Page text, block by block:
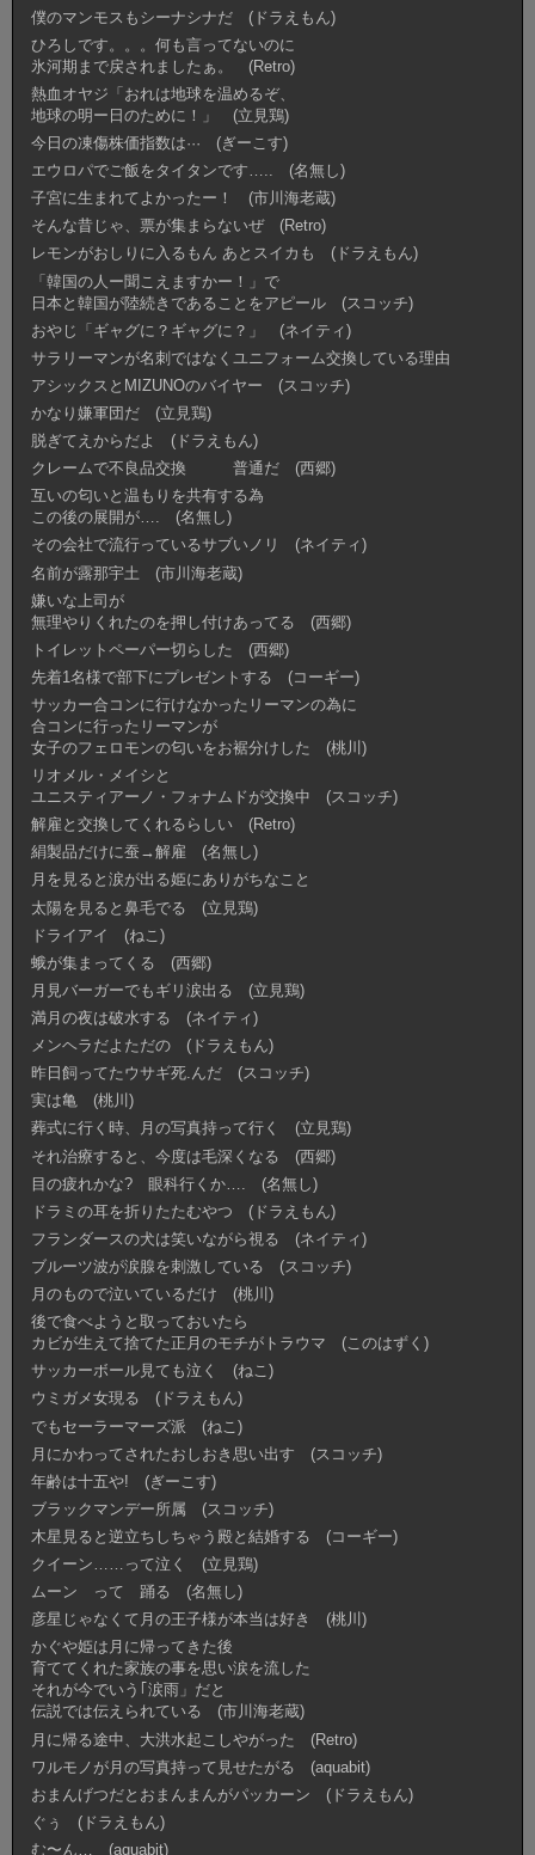
僕のマンモスもシーナシナだ (ドラえもん)
ひろしです。。。何も言ってないのに
氷河期まで戻されましたぁ。 (Retro)
熱血オヤジ「おれは地球を温めるぞ、
地球の明ー日のために！」 (立見鶏)
今日の凍傷株価指数は··· (ぎーこす)
エウロパでご飯をタイタンです….. (名無し)
子宮に生まれてよかったー！ (市川海老蔵)
そんな昔じゃ、票が集まらないぜ (Retro)
レモンがおしりに入るもん あとスイカも (ドラえもん)
「韓国の人ー聞こえますかー！」で
日本と韓国が陸続きであることをアピール (スコッチ)
おやじ「ギャグに？ギャグに？」 (ネイティ)
サラリーマンが名刺ではなくユニフォーム交換している理由
アシックスとMIZUNOのバイヤー (スコッチ)
かなり嫌軍団だ (立見鶏)
脱ぎてえからだよ (ドラえもん)
クレームで不良品交換 普通だ (西郷)
互いの匂いと温もりを共有する為
この後の展開が…. (名無し)
その会社で流行っているサブいノリ (ネイティ)
名前が露那宇土 (市川海老蔵)
嫌いな上司が
無理やりくれたのを押し付けあってる (西郷)
トイレットペーパー切らした (西郷)
先着1名様で部下にプレゼントする (コーギー)
サッカー合コンに行けなかったリーマンの為に
合コンに行ったリーマンが
女子のフェロモンの匂いをお裾分けした (桃川)
リオメル・メイシと
ユニスティアーノ・フォナムドが交換中 (スコッチ)
解雇と交換してくれるらしい (Retro)
絹製品だけに蚕→解雇 (名無し)
月を見ると涙が出る姫にありがちなこと
太陽を見ると鼻毛でる (立見鶏)
ドライアイ (ねこ)
蛾が集まってくる (西郷)
月見バーガーでもギリ涙出る (立見鶏)
満月の夜は破水する (ネイティ)
メンヘラだよただの (ドラえもん)
昨日飼ってたウサギ死.んだ (スコッチ)
実は亀 (桃川)
葬式に行く時、月の写真持って行く (立見鶏)
それ治療すると、今度は毛深くなる (西郷)
目の疲れかな? 眼科行くか…. (名無し)
ドラミの耳を折りたたむやつ (ドラえもん)
フランダースの犬は笑いながら視る (ネイティ)
ブルーツ波が涙腺を刺激している (スコッチ)
月のもので泣いているだけ (桃川)
後で食べようと取っておいたら
カビが生えて捨てた正月のモチがトラウマ (このはずく)
サッカーボール見ても泣く (ねこ)
ウミガメ女現る (ドラえもん)
でもセーラーマーズ派 (ねこ)
月にかわってされたおしおき思い出す (スコッチ)
年齢は十五や! (ぎーこす)
ブラックマンデー所属 (スコッチ)
木星見ると逆立ちしちゃう殿と結婚する (コーギー)
クイーン……って泣く (立見鶏)
ムーン って 踊る (名無し)
彦星じゃなくて月の王子様が本当は好き (桃川)
かぐや姫は月に帰ってきた後
育ててくれた家族の事を思い涙を流した
それが今でいう｢涙雨」だと
伝説では伝えられている (市川海老蔵)
月に帰る途中、大洪水起こしやがった (Retro)
ワルモノが月の写真持って見せたがる (aquabit)
おまんげつだとおまんまんがパッカーン (ドラえもん)
ぐぅ (ドラえもん)
む〜ん… (aquabit)